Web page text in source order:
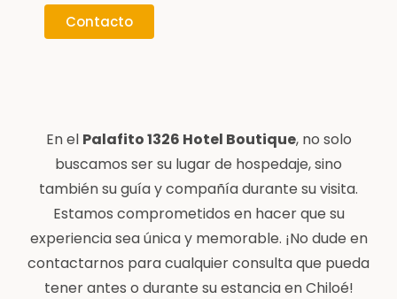
Contacto
En el Palafito 1326 Hotel Boutique, no solo
buscamos ser su lugar de hospedaje, sino
también su guía y compañía durante su visita.
Estamos comprometidos en hacer que su
experiencia sea única y memorable. ¡No dude en
contactarnos para cualquier consulta que pueda
tener antes o durante su estancia en Chiloé!